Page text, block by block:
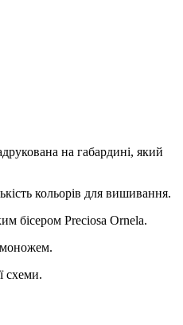
на габардині, який
кольорів для вишивання.
бісером Preciosa Ornela.
схеми.